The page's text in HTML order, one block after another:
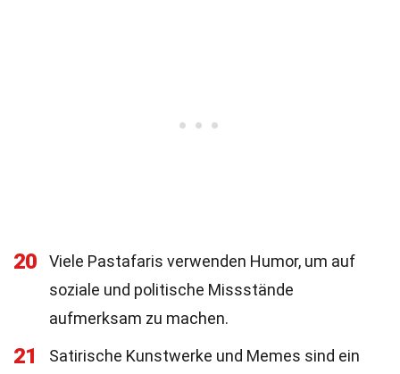
20
Viele Pastafaris verwenden Humor, um auf
soziale und politische Missstände
aufmerksam zu machen.
21
Satirische Kunstwerke und Memes sind ein